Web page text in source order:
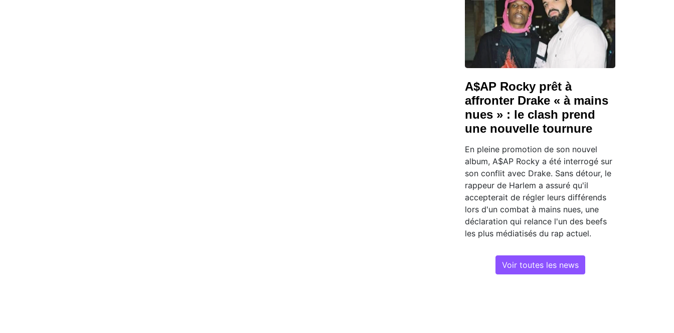
A$AP Rocky prêt à
affronter Drake « à mains
nues » : le clash prend
une nouvelle tournure
En pleine promotion de son nouvel
album, A$AP Rocky a été interrogé sur
son conflit avec Drake. Sans détour, le
rappeur de Harlem a assuré qu'il
accepterait de régler leurs différends
lors d'un combat à mains nues, une
déclaration qui relance l'un des beefs
les plus médiatisés du rap actuel.
Voir toutes les news